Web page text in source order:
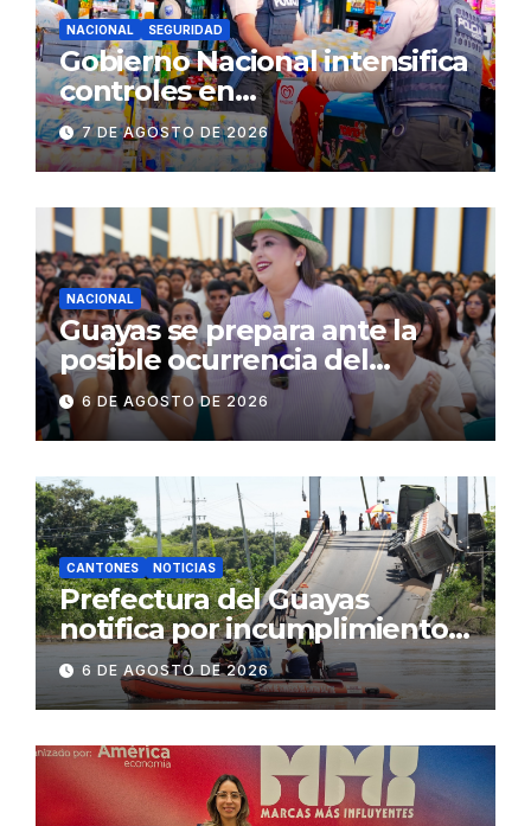
NACIONAL SEGURIDAD
Gobierno Nacional intensifica
controles en
establecimientos y espacios
públicos de Pichincha: 684
operativos en zonas
comerciales y de
concurrencia
7 DE AGOSTO DE 2026
NACIONAL
Guayas se prepara ante la
posible ocurrencia del
fenómeno de El Niño:
Gobierno Nacional capacita a
2.500 jóvenes
6 DE AGOSTO DE 2026
CANTONES NOTICIAS
Prefectura del Guayas
notifica por incumplimiento
contractual a la
Concesionaria CONORTE y
exige celeridad en
desmontaje del puente
Gonzalo Icaza Cornejo, en
Daule
6 DE AGOSTO DE 2026